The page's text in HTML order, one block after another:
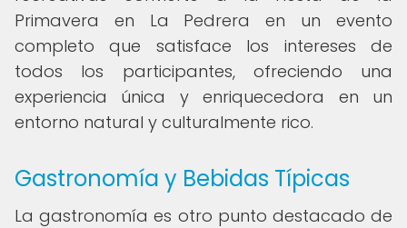
Primavera en La Pedrera en un evento
completo que satisface los intereses de
todos los participantes, ofreciendo una
experiencia única y enriquecedora en un
entorno natural y culturalmente rico.
Gastronomía y Bebidas Típicas
La gastronomía es otro punto destacado de